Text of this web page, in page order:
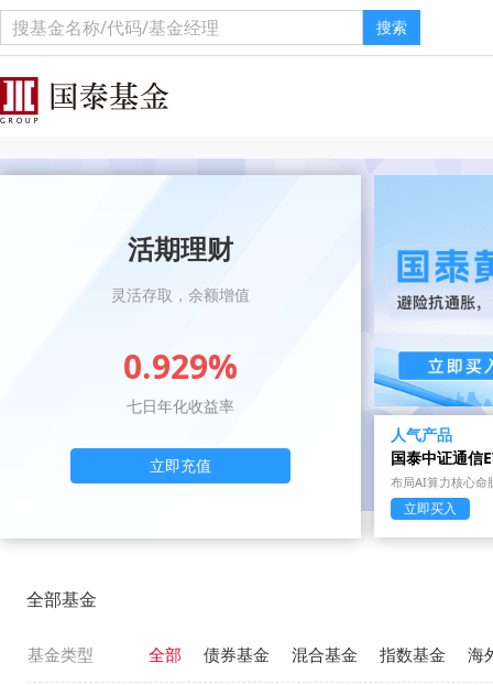
搜索
活期理财
灵活存取，余额增值
0.929%
七日年化收益率
立即充值
人气产品
国泰中证通信
布局AI算力核心命
立即买入
全部基金
基金类型 全部 债券基金 混合基金 指数基金 海